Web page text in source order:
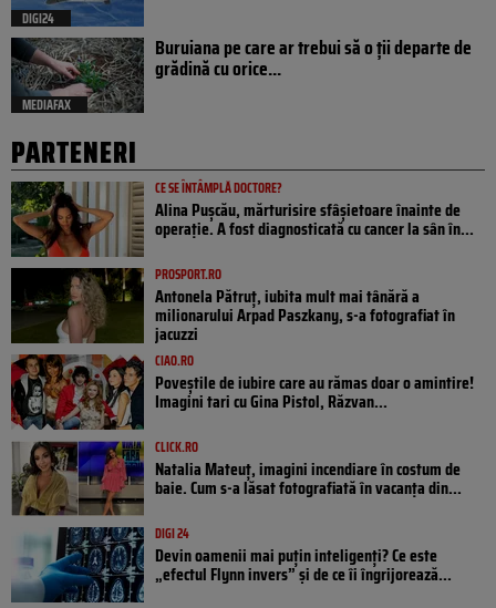
DIGI24
MEDIAFAX
Buruiana pe care ar trebui să o ții departe de
grădină cu orice...
PARTENERI
CE SE ÎNTÂMPLĂ DOCTORE?
Alina Pușcău, mărturisire sfâșietoare înainte de
operație. A fost diagnosticată cu cancer la sân în...
PROSPORT.RO
Antonela Pătruț, iubita mult mai tânără a
milionarului Arpad Paszkany, s-a fotografiat în
jacuzzi
CIAO.RO
Poveştile de iubire care au rămas doar o amintire!
Imagini tari cu Gina Pistol, Răzvan...
CLICK.RO
Natalia Mateuț, imagini incendiare în costum de
baie. Cum s-a lăsat fotografiată în vacanța din...
DIGI 24
Devin oamenii mai puțin inteligenți? Ce este
„efectul Flynn invers” și de ce îi îngrijorează...